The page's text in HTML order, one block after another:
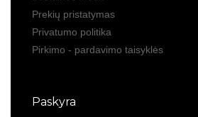
Prekių pristatymas
Privatumo politika
Pirkimo - pardavimo taisyklės
Paskyra